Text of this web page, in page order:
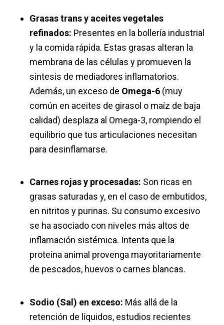
Grasas trans y aceites vegetales
refinados: Presentes en la bollería industrial
y la comida rápida. Estas grasas alteran la
membrana de las células y promueven la
síntesis de mediadores inflamatorios.
Además, un exceso de Omega-6(muy
común en aceites de girasol o maíz de baja
calidad) desplaza al Omega-3, rompiendo el
equilibrio que tus articulaciones necesitan
para desinflamarse.
Carnes rojas y procesadas: Son ricas en
grasas saturadas y, en el caso de embutidos,
en nitritos y purinas. Su consumo excesivo
se ha asociado con niveles más altos de
inflamación sistémica. Intenta que la
proteína animal provenga mayoritariamente
de pescados, huevos o carnes blancas.
Sodio (Sal) en exceso: Más allá de la
retención de líquidos, estudios recientes